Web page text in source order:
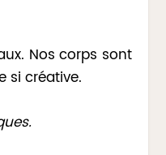
Nos corps sont
si créative.